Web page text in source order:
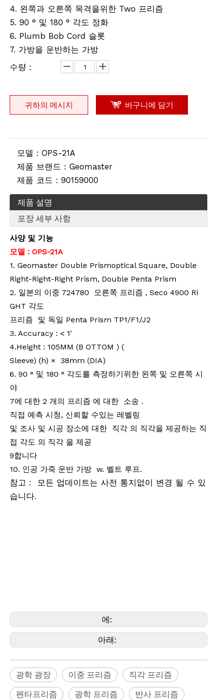
4. 왼쪽과 오른쪽 목격을위한 Two 프리즘
5. 90 ° 및 180 ° 각도 정화
6. Plumb Bob Cord 슬롯
7. 가방을 운반하는 가방
수량：
귀하의 메시지 바구니에 담기
모델： OPS-21A
제품 브랜드： Geomaster
제품 코드： 90159000
제품 설명
포장 세부 사항
사양 및 기능
모델 : OPS-21A
1. Geomaster Double Prismoptical Square, Double
Right-Right-Right Prism, Double Penta Prism
2. 일본의 이중 724780 오른쪽 프리즘 , Seco 4900 Ri
GHT 각도
프리즘
및 독일 Penta Prism TP1/F1/J2
3. Accuracy : < 1'
4.Height : 105MM (B OTTOM ) (
Sleeve) (h) × 38mm (DIA)
6. 90 ° 및 180 ° 각도를 측정하기위한 왼쪽 및 오른쪽 시
야
7에 대한 2 개의 프리즘 에 대한 소송 .
직접 예측 시청, 신뢰할 수있는 레벨링
및 조사 및 시공 장소에 대한 직각 의 직각을 제공하는 직
접 각도 의 직각 을 제공
9합니다
10. 인공 가죽 운반 가방 w. 벨트 루프.
참고 : 모든 업데이트는 사전 통지없이 변경 될 수 있
습니다.
에:
아래:
광학 광장 이중 프리즘
직각 프리즘
펜타프리즘
광학 프리즘
반사 프리즘